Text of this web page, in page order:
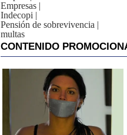
Empresas |
Indecopi |
Pensión de sobrevivencia |
multas